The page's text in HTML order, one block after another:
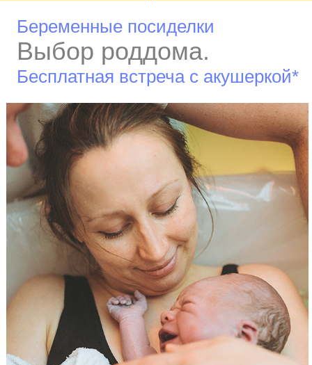
Беременные посиделки
Выбор роддома.
Бесплатная встреча с акушеркой*